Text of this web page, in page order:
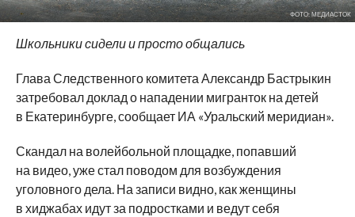
ФОТО: МЕДИАСТОК
Школьники сидели и просто общались
Глава Следственного комитета Александр Бастрыкин
затребовал доклад о нападении мигранток на детей
в Екатеринбурге, сообщает ИА «Уральский меридиан».
Скандал на волейбольной площадке, попавший
на видео, уже стал поводом для возбуждения
уголовного дела. На записи видно, как женщины
в хиджабах идут за подростками и ведут себя